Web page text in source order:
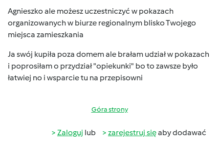
Agnieszko ale możesz uczestniczyć w pokazach
organizowanych w biurze regionalnym blisko Twojego
miejsca zamieszkania
Ja swój kupiła poza domem ale brałam udział w pokazach
i poprosiłam o przydział "opiekunki" bo to zawsze było
łatwiej no i wsparcie tu na przepisowni
Góra strony
Zaloguj lub zarejestruj sięaby dodawać